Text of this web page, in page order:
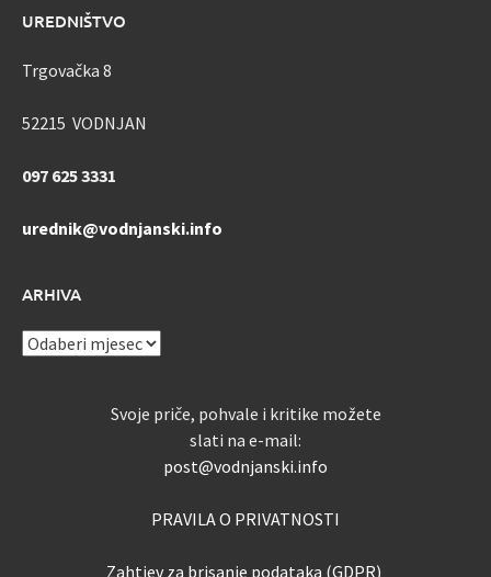
UREDNIŠTVO
Trgovačka 8
52215 VODNJAN
097 625 3331
urednik@vodnjanski.info
ARHIVA
ARHIVA
Svoje priče, pohvale i kritike možete
slati na e-mail:
post@vodnjanski.info
PRAVILA O PRIVATNOSTI
Zahtjev za brisanje podataka (GDPR)